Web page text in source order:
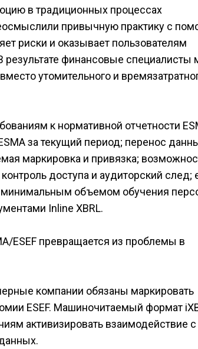
в традиционных процессах
привычную практику с
риски и оказывает пользователям
финансовые специалисты
утомительного и
к нормативной отчетности
за текущий период; перенос
маркировка и привязка;
доступа и аудиторский след;
объемом обучения
Inline XBRL.
ESEF превращается из проблемы в
компании обязаны маркировать
ESEF. Машиночитаемый формат
активизировать взаимодействие с